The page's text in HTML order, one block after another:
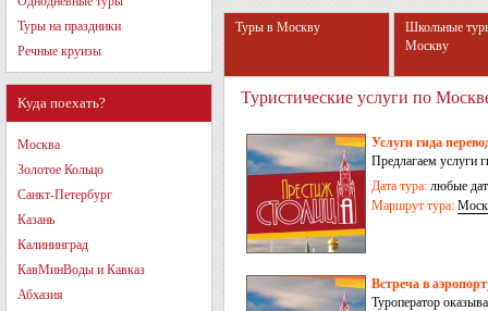
Туры на праздники
Речные круизы
Куда поехать?
Москва
Золотое Кольцо
Санкт-Петербург
Казань
Калининград
КавМинВоды и Кавказ
Абхазия
Туры в Москву
Школьные
Москву
Туристические услуги по
Услуги гида
Предлагаем услуги
Дата тура: любые
Маршрут тура:
Встреча в
Туроператор